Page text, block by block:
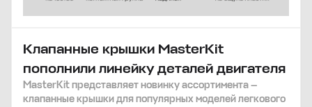
Клапанные крышки MasterKit
пополнили линейку деталей двигателя
MasterKit представляет новинку ассортимента —
клапанные крышки для популярных моделей легкового